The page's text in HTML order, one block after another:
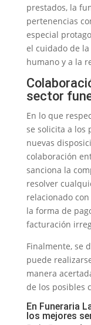
prestados, la
pertenencias
especial
el cuidado de
humano y a la
sector
En lo que
se solicita a los
nuevas
colaboración
sanciona la
resolver
relacionado
la forma de
facturación
Finalmente, se
puede
manera
de los posibles
En Funeraria
los mejores